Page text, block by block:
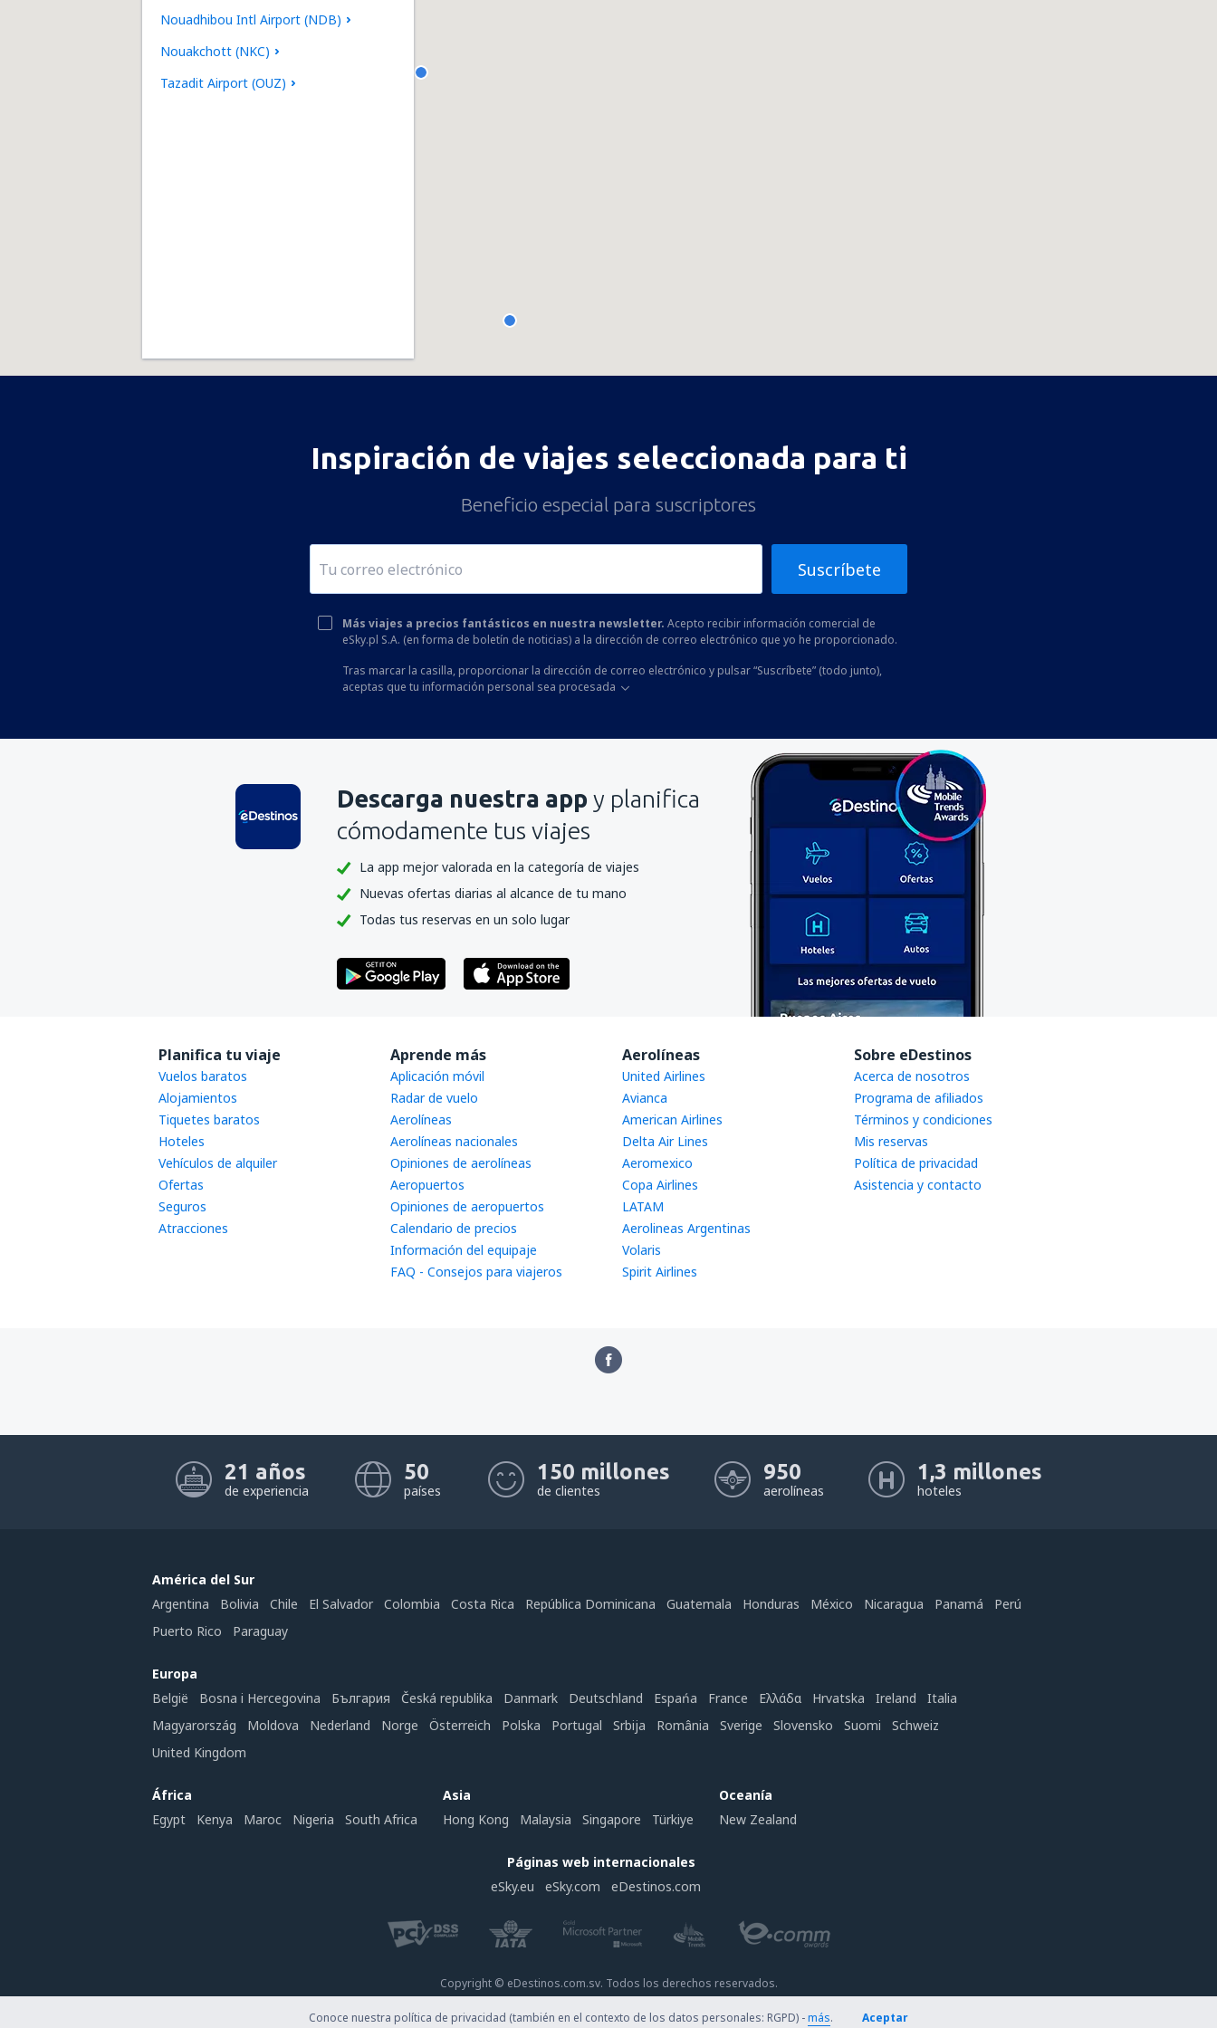
Nouadhibou Intl Airport (NDB)
Nouakchott (NKC)
Tazadit Airport (OUZ)
Inspiración de viajes seleccionada para ti
Beneficio especial para suscriptores
Suscríbete
Más viajes a precios fantásticos en nuestra newsletter. Acepto recibir información comercial de
eSky.pl S.A. (en forma de boletín de noticias) a la dirección de correo electrónico que yo he proporcionado.
Tras marcar la casilla, proporcionar la dirección de correo electrónico y pulsar “Suscríbete” (todo junto),
aceptas que tu información personal sea procesada
Descarga nuestra app y planifica
cómodamente tus viajes
La app mejor valorada en la categoría de viajes
Nuevas ofertas diarias al alcance de tu mano
Todas tus reservas en un solo lugar
Planifica tu viaje
Vuelos baratos
Alojamientos
Tiquetes baratos
Hoteles
Vehículos de alquiler
Ofertas
Seguros
Atracciones
Aprende más
Aplicación móvil
Radar de vuelo
Aerolíneas
Aerolíneas nacionales
Opiniones de aerolíneas
Aeropuertos
Opiniones de aeropuertos
Calendario de precios
Información del equipaje
FAQ - Consejos para viajeros
Aerolíneas
United Airlines
Avianca
American Airlines
Delta Air Lines
Aeromexico
Copa Airlines
LATAM
Aerolineas Argentinas
Volaris
Spirit Airlines
Sobre eDestinos
Acerca de nosotros
Programa de afiliados
Términos y condiciones
Mis reservas
Política de privacidad
Asistencia y contacto
21 años
de experiencia
50
países
150 millones
de clientes
950
aerolíneas
1,3 millones
hoteles
América del Sur
Argentina
Bolivia Chile El Salvador Colombia Costa Rica República Dominicana Guatemala Honduras México Nicaragua Panamá
Perú
Puerto Rico
Paraguay
Europa
België
Bosna i Hercegovina България Česká republika Danmark Deutschland Espańa France Ελλάδα Hrvatska Ireland
Italia
Magyarország
Moldova Nederland Norge Österreich Polska Portugal Srbija România Sverige Slovensko Suomi
Schweiz
United Kingdom
África
Egypt
Kenya Maroc Nigeria South Africa
Asia
Hong Kong
Malaysia Singapore Türkiye
Oceanía
New Zealand
Páginas web internacionales
eSky.eu
eSky.com eDestinos.com
Copyright © eDestinos.com.sv. Todos los derechos reservados.
Conoce nuestra política de privacidad (también en el contexto de los datos personales: RGPD) -más. Aceptar